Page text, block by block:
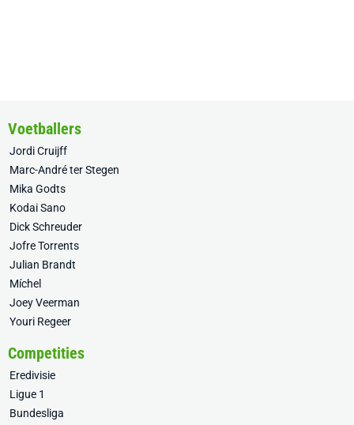
Voetballers
Jordi Cruijff
Marc-André ter Stegen
Mika Godts
Kodai Sano
Dick Schreuder
Jofre Torrents
Julian Brandt
Míchel
Joey Veerman
Youri Regeer
Competities
Eredivisie
Ligue 1
Bundesliga